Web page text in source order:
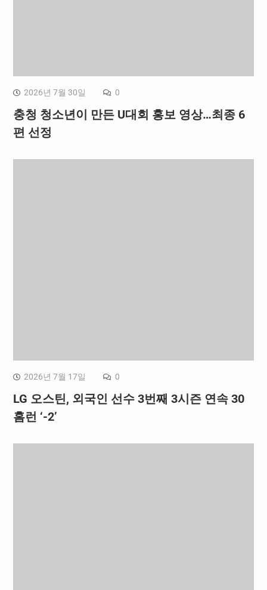
2026년 7월 30일 0
충청 청소년이 만든 U대회 홍보 영상…최종 6
편 선정
2026년 7월 17일 0
LG 오스틴, 외국인 선수 3번째 3시즌 연속 30
홈런 ‘-2’